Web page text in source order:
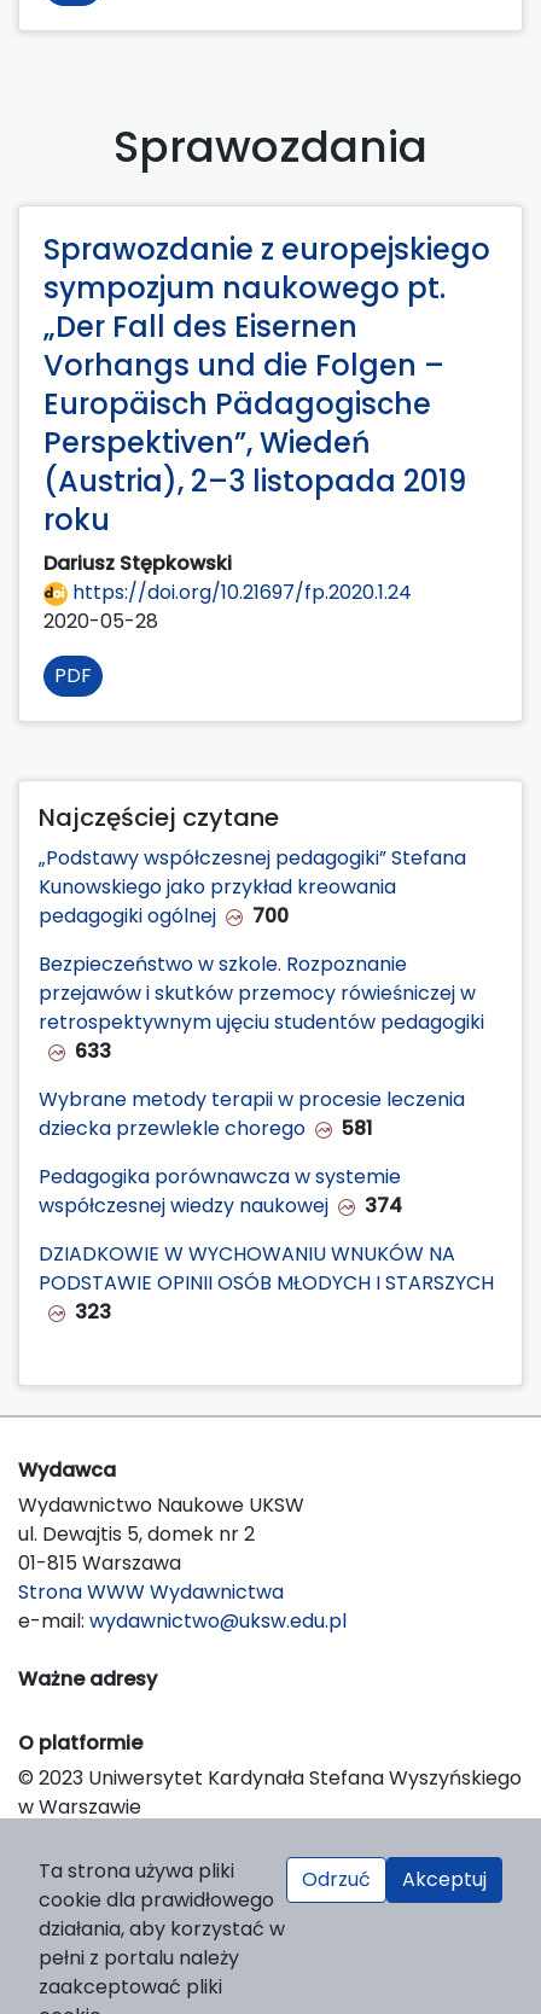
Sprawozdania
Sprawozdanie z europejskiego
sympozjum naukowego pt.
„Der Fall des Eisernen
Vorhangs und die Folgen –
Europäisch Pädagogische
Perspektiven”, Wiedeń
(Austria), 2–3 listopada 2019
roku
Dariusz Stępkowski
https://doi.org/10.21697/fp.2020.1.24
2020-05-28
PDF
Najczęściej czytane
„Podstawy współczesnej pedagogiki” Stefana
Kunowskiego jako przykład kreowania
pedagogiki ogólnej
700
Bezpieczeństwo w szkole. Rozpoznanie
przejawów i skutków przemocy rówieśniczej w
retrospektywnym ujęciu studentów pedagogiki
633
Wybrane metody terapii w procesie leczenia
dziecka przewlekle chorego
581
Pedagogika porównawcza w systemie
współczesnej wiedzy naukowej
374
DZIADKOWIE W WYCHOWANIU WNUKÓW NA
PODSTAWIE OPINII OSÓB MŁODYCH I STARSZYCH
323
Wydawca
Wydawnictwo Naukowe UKSW
ul. Dewajtis 5, domek nr 2
01-815 Warszawa
Strona WWW Wydawnictwa
e-mail: wydawnictwo@uksw.edu.pl
Ważne adresy
O platformie
© 2023 Uniwersytet Kardynała Stefana Wyszyńskiego
w Warszawie
Platform & Workflow by OJS/PKP
Ta strona używa pliki
cookie dla prawidłowego
działania, aby korzystać w
pełni z portalu należy
zaakceptować pliki
Odrzuć Akceptuj